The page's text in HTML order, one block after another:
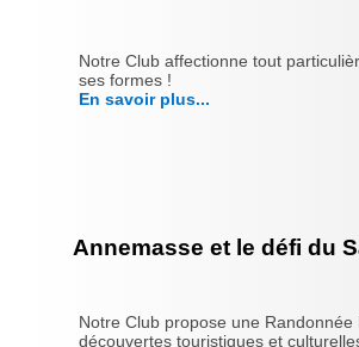
Notre Club affectionne tout
ses formes !
En savoir plus...
Annemasse et le défi du
Notre Club propose une
découvertes touristiques et